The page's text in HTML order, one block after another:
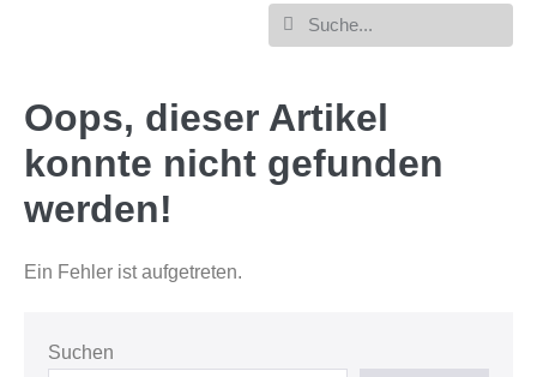
Oops, dieser Artikel
konnte nicht gefunden
werden!
Ein Fehler ist aufgetreten.
Suchen